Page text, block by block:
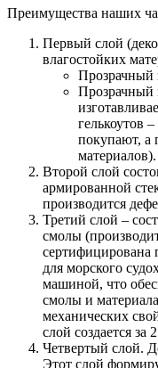
Преимущества наших
Первый слой
влагостойких
Прозрачный
Прозрачный
гелькоутов
покупают, а
материалов).
Второй слой
армированной
производится
Третий слой –
смолы
для морского
машиной, что
смолы и
механических
слой создается за
Четвертый слой.
Этот слой